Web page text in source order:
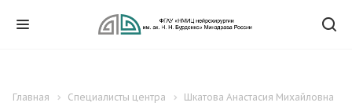
Главная Специалисты центра Шкатова Анастасия Михайловна